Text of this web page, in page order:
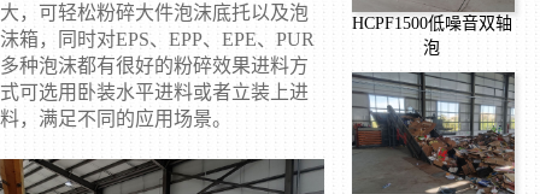
大，可轻松粉碎大件泡沫底托以及泡
沫箱，同时对EPS、EPP、EPE、PUR
多种泡沫都有很好的粉碎效果进料方
式可选用卧装水平进料或者立装上进
料，满足不同的应用场景。
HCPF1500低噪音双轴
泡